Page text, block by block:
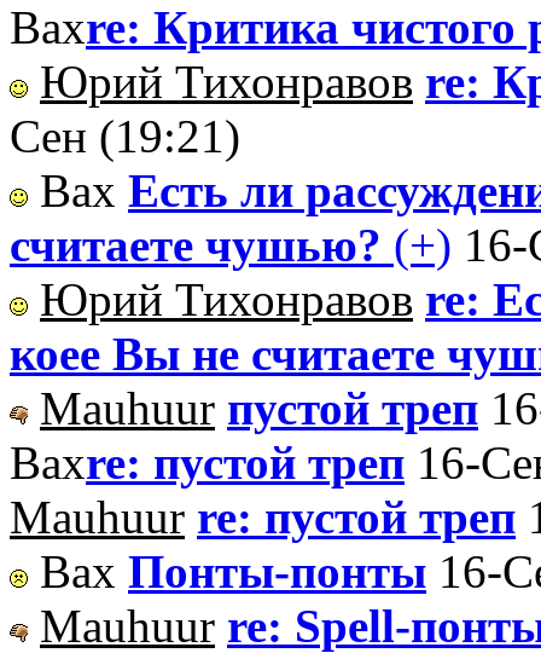
Вахre: Критика чистого
Юрий Тихонравов re:
Сен (19:21)
Вах Есть ли
считаете чушью? (+)
Юрий Тихонравов re:
коее Вы не считаете
Mauhuur пустой треп
Вахre: пустой треп 16-
Mauhuur re: пустой треп
Вах Понты-понты 16-
Mauhuur re: Spell-